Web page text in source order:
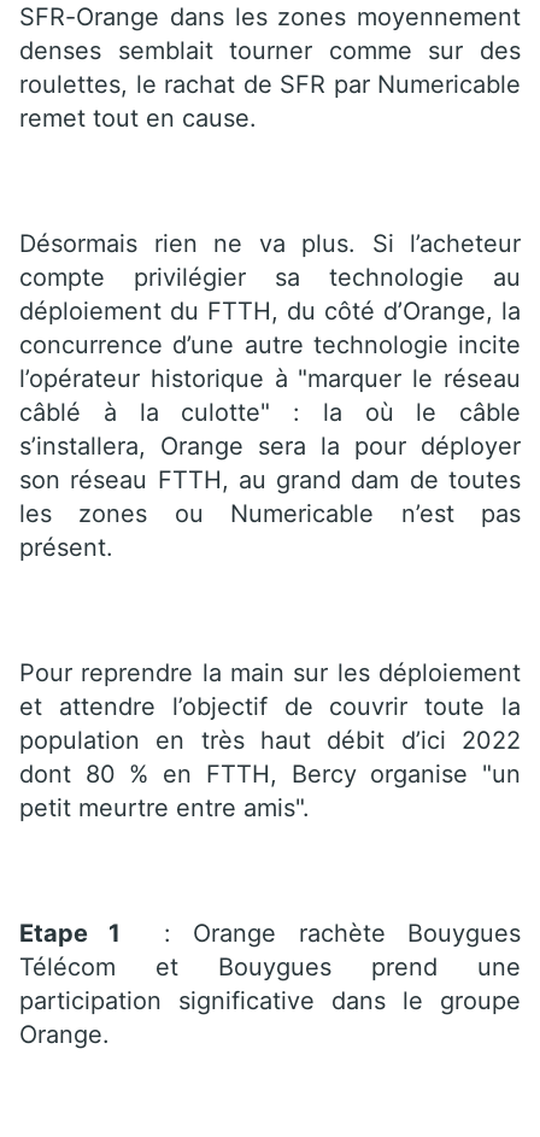
SFR-Orange dans les zones moyennement
denses semblait tourner comme sur des
roulettes, le rachat de SFR par Numericable
remet tout en cause.
Désormais rien ne va plus. Si l’acheteur
compte privilégier sa technologie au
déploiement du FTTH, du côté d’Orange, la
concurrence d’une autre technologie incite
l’opérateur historique à "marquer le réseau
câblé à la culotte" : la où le câble
s’installera, Orange sera la pour déployer
son réseau FTTH, au grand dam de toutes
les zones ou Numericable n’est pas
présent.
Pour reprendre la main sur les déploiement
et attendre l’objectif de couvrir toute la
population en très haut débit d’ici 2022
dont 80 % en FTTH, Bercy organise "un
petit meurtre entre amis".
Etape 1
: Orange rachète Bouygues
Télécom et Bouygues prend une
participation significative dans le groupe
Orange.